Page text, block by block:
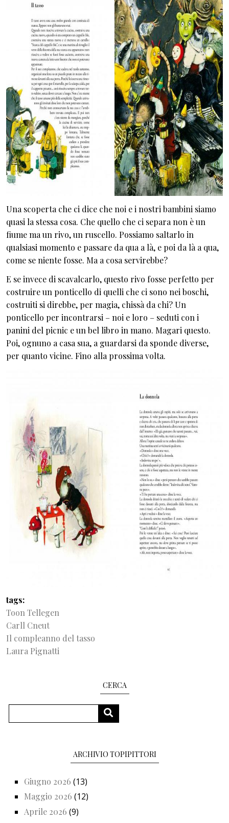
Una scoperta che ci dice che noi e i nostri bambini siamo
quasi la stessa cosa. Che quello che ci separa non è un
fiume ma un rivo, un ruscello. Possiamo saltarlo in
qualsiasi momento e passare da qua a là, e poi da là a qua,
come se niente fosse. Ma a cosa servirebbe?
E se invece di scavalcarlo, questo rivo fosse perfetto per
costruire un ponticello di quelli che ci sono nei boschi,
costruiti si direbbe, per magia, chissà da chi? Un
ponticello per incontrarsi – noi e loro – seduti con i
panini del picnic e un bel libro in mano. Magari questo.
Poi, ognuno a casa sua, a guardarsi da sponde diverse,
per quanto vicine. Fino alla prossima volta.
tags
Toon Tellegen
Carll Cneut
Il compleanno del tasso
Laura Pignatti
CERCA
CERCA
ARCHIVIO TOPIPITTORI
Giugno 2026 (13)
Maggio 2026 (12)
Aprile 2026 (9)